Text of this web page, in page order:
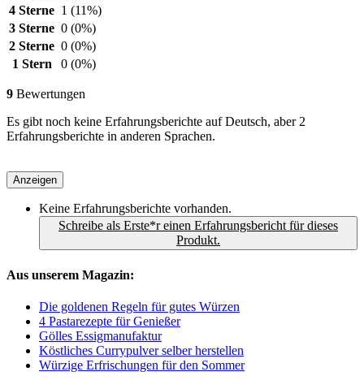
4 Sterne 1 (11%)
3 Sterne 0 (0%)
2 Sterne 0 (0%)
1 Stern
0 (0%)
9 Bewertungen
Es gibt noch keine Erfahrungsberichte auf Deutsch, aber 2
Erfahrungsberichte in anderen Sprachen.
Anzeigen
Keine Erfahrungsberichte vorhanden.
Schreibe als Erste*r einen Erfahrungsbericht für dieses
Produkt.
Aus unserem Magazin:
Die goldenen Regeln für gutes Würzen
4 Pastarezepte für Genießer
Gölles Essigmanufaktur
Köstliches Currypulver selber herstellen
Würzige Erfrischungen für den Sommer